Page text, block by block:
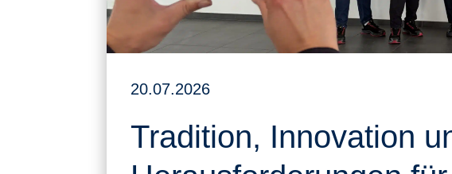
20.07.2026
Tradition, Innovation